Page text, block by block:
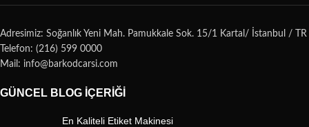
Adresimiz: Soğanlık Yeni Mah. Pamukkale Sok. 15/1 Kartal/ İstanbul / TR
Telefon: (216) 599 0000
Mail: info@barkodcarsi.com
GÜNCEL BLOG İÇERIĞI
En Kaliteli Etiket Makinesi